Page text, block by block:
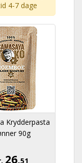
4-7 dage
Krydderpasta
90g
26,51